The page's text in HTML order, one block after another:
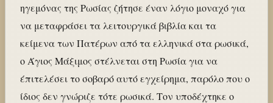
ηγεμόνας της Ρωσίας ζήτησε έναν λόγιο μοναχό για
να μεταφράσει τα λειτουργικά βιβλία και τα
κείμενα των Πατέρων από τα ελληνικά στα ρωσικά,
ο Άγιος Μάξιμος στέλνεται στη Ρωσία για να
έπιτελέσει το σοβαρό αυτό εγχείρημα, παρόλο που ο
ίδιος δεν γνώριζε τότε ρωσικά. Τον υποδέχτηκε ο